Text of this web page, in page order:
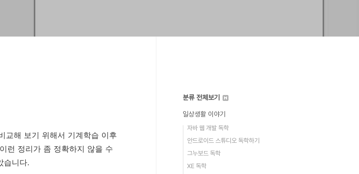
교해 보기 위해서 기계학습 이후
런 정리가 좀 정확하지 않을 수
습니다.
분류 전체보기
일상생활 이야기
자바 웹 개발 독학
안드로이드 스튜디오 독학하기
그누보드 독학
XE 독학